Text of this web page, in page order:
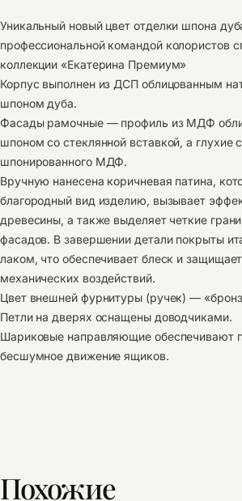
Уникальный новый цвет отделки шпона
профессиональной командой колористов
коллекции «Екатерина Премиум»
Корпус выполнен из ДСП облицованным
шпоном дуба.
Фасады рамочные — профиль из МДФ
шпоном со стеклянной вставкой, а глухие
шпонированного МДФ.
Вручную нанесена коричневая патина,
благородный вид изделию, вызывает
древесины, а также выделяет четкие
фасадов. В завершении детали покрыты
лаком, что обеспечивает блеск и
механических воздействий.
Цвет внешней фурнитуры (ручек) —
Петли на дверях оснащены доводчиками.
Шариковые направляющие обеспечивают
бесшумное движение ящиков.
Похожие